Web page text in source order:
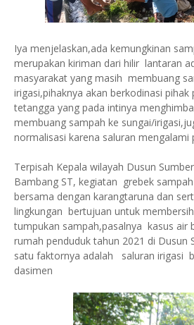
Iya menjelaskan,ada kemungkinan
merupakan kiriman dari hilir lantaran
masyarakat yang masih membuang
irigasi,pihaknya akan berkodinasi pihak
tetangga yang pada intinya
membuang sampah ke sungai/
normalisasi karena saluran mengalami
Terpisah Kepala wilayah Dusun
Bambang ST, kegiatan grebek
bersama dengan karangtaruna dan
lingkungan bertujuan untuk
tumpukan sampah,pasalnya kasus air
rumah penduduk tahun 2021 di Dusun
satu faktornya adalah saluran irigasi
dasimen